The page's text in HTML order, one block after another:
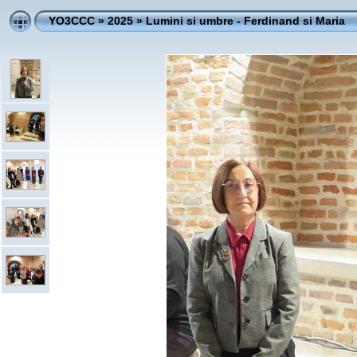
YO3CCC»2025»Lumini si umbre - Ferdinand si Maria